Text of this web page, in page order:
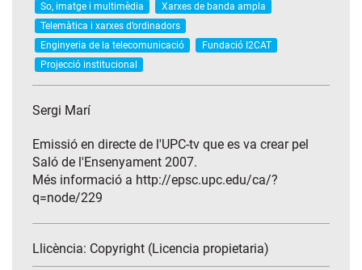
So, imatge i multimèdia
Xarxes de banda ampla
Telemàtica i xarxes d’ordinadors
Enginyeria de la telecomunicació
Fundació I2CAT
Projecció institucional
Sergi Marí
Emissió en directe de l'UPC-tv que es va crear pel
Saló de l'Ensenyament 2007.
Més informació a http://epsc.upc.edu/ca/?
q=node/229
Llicència: Copyright (Licencia propietaria)